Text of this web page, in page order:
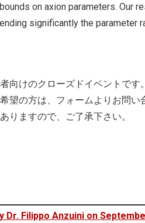
on axion parameters. Our
significantly the parameter
向けのクローズドイベントで
望の方は、フォームよりお問
りますので、ご了承下さい。
Dr. Filippo Anzuini on